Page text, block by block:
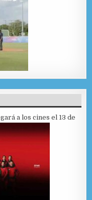
a los cines el 13 de